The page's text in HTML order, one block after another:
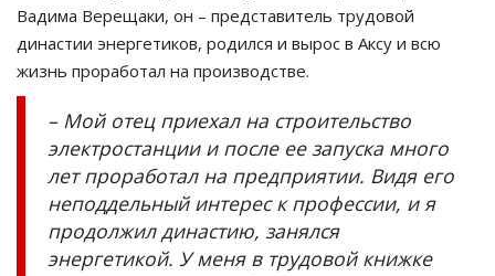
Вадима Верещаки, он – представитель трудовой
династии энергетиков, родился и вырос в Аксу и всю
жизнь проработал на производстве.
– Мой отец приехал на строительство
электростанции и после ее запуска много
лет проработал на предприятии. Видя его
неподдельный интерес к профессии, и я
продолжил династию, занялся
энергетикой. У меня в трудовой книжке